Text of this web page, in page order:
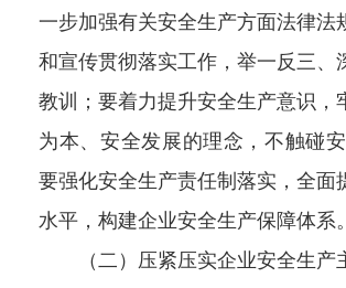
一步加强有关安全生产方面法律法
和宣传贯彻落实工作，举一反三、
教训；要着力提升安全生产意识，
为本、安全发展的理念，不触碰
要强化安全生产责任制落实，全面
水平，构建企业安全生产保障体系。
（二）压紧压实企业安全生产